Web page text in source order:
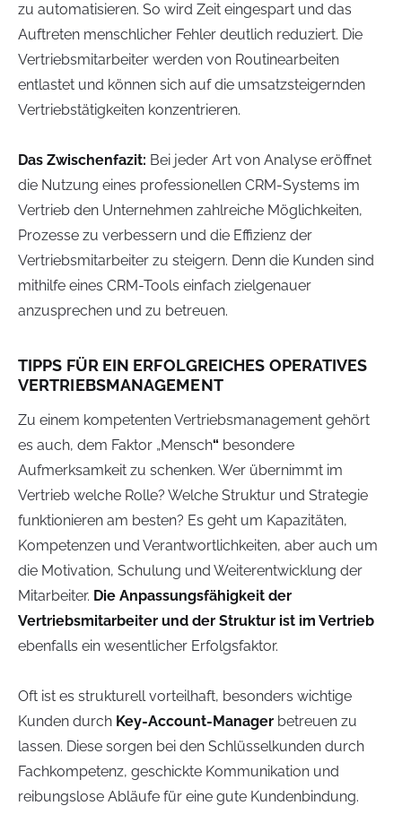
zu automatisieren. So wird Zeit eingespart und das
Auftreten menschlicher Fehler deutlich reduziert. Die
Vertriebsmitarbeiter werden von Routinearbeiten
entlastet und können sich auf die umsatzsteigernden
Vertriebstätigkeiten konzentrieren.
Das Zwischenfazit: Bei jeder Art von Analyse eröffnet
die Nutzung eines professionellen CRM-Systems im
Vertrieb den Unternehmen zahlreiche Möglichkeiten,
Prozesse zu verbessern und die Effizienz der
Vertriebsmitarbeiter zu steigern. Denn die Kunden sind
mithilfe eines CRM-Tools einfach zielgenauer
anzusprechen und zu betreuen.
TIPPS FÜR EIN ERFOLGREICHES OPERATIVES
VERTRIEBSMANAGEMENT
Zu einem kompetenten Vertriebsmanagement gehört
es auch, dem Faktor „Mensch“ besondere
Aufmerksamkeit zu schenken. Wer übernimmt im
Vertrieb welche Rolle? Welche Struktur und Strategie
funktionieren am besten? Es geht um Kapazitäten,
Kompetenzen und Verantwortlichkeiten, aber auch um
die Motivation, Schulung und Weiterentwicklung der
Mitarbeiter. Die Anpassungsfähigkeit der
Vertriebsmitarbeiter und der Struktur ist im Vertrieb
ebenfalls ein wesentlicher Erfolgsfaktor.
Oft ist es strukturell vorteilhaft, besonders wichtige
Kunden durch Key-Account-Manager betreuen zu
lassen. Diese sorgen bei den Schlüsselkunden durch
Fachkompetenz, geschickte Kommunikation und
reibungslose Abläufe für eine gute Kundenbindung.